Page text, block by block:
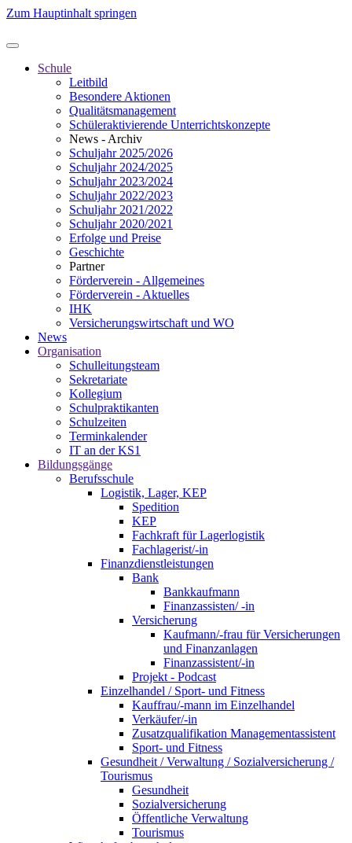
Zum Hauptinhalt springen
Schule
Leitbild
Besondere Aktionen
Qualitätsmanagement
Schüleraktivierende Unterrichtskonzepte
News - Archiv
Schuljahr 2025/2026
Schuljahr 2024/2025
Schuljahr 2023/2024
Schuljahr 2022/2023
Schuljahr 2021/2022
Schuljahr 2020/2021
Erfolge und Preise
Geschichte
Partner
Förderverein - Allgemeines
Förderverein - Aktuelles
IHK
Versicherungswirtschaft und WO
News
Organisation
Schulleitungsteam
Sekretariate
Kollegium
Schulpraktikanten
Schulzeiten
Terminkalender
IT an der KS1
Bildungsgänge
Berufsschule
Logistik, Lager, KEP
Spedition
KEP
Fachkraft für Lagerlogistik
Fachlagerist/-in
Finanzdienstleistungen
Bank
Bankkaufmann
Finanzassisten/ -in
Versicherung
Kaufmann/-frau für Versicherungen
und Finanzanlagen
Finanzassistent/-in
Projekt - Podcast
Einzelhandel / Sport- und Fitness
Kauffrau/-mann im Einzelhandel
Verkäufer/-in
Zusatzqualifikation Managementassistent
Sport- und Fitness
Gesundheit / Verwaltung / Sozialversicherung /
Tourismus
Gesundheit
Sozialversicherung
Öffentliche Verwaltung
Tourismus